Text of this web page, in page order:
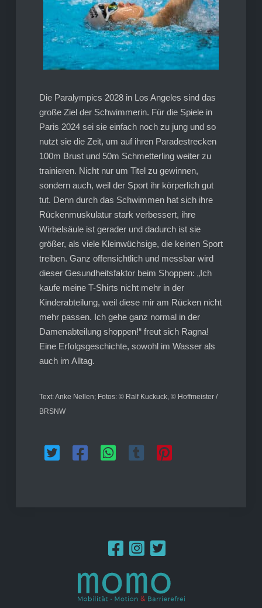
Die Paralympics 2028 in Los Angeles sind das
große Ziel der Schwimmerin. Für die Spiele in
Paris 2024 sei sie einfach noch zu jung und so
nutzt sie die Zeit, um auf ihren Paradestrecken
100m Brust und 50m Schmetterling weiter zu
trainieren. Nicht nur um Titel zu gewinnen,
sondern auch, weil der Sport ihr körperlich gut
tut. Denn durch das Schwimmen hat sich ihre
Rückenmuskulatur stark verbessert, ihre
Wirbelsäule ist gerader und dadurch ist sie
größer, als viele Kleinwüchsige, die keinen Sport
treiben. Ganz offensichtlich und messbar wird
dieser Gesundheitsfaktor beim Shoppen: „Ich
kaufe meine T-Shirts nicht mehr in der
Kinderabteilung, weil diese mir am Rücken nicht
mehr passen. Ich gehe ganz normal in der
Damenabteilung shoppen!“ freut sich Ragna!
Eine Erfolgsgeschichte, sowohl im Wasser als
auch im Alltag.
Text: Anke Nellen; Fotos: © Ralf Kuckuck, © Hoffmeister /
BRSNW